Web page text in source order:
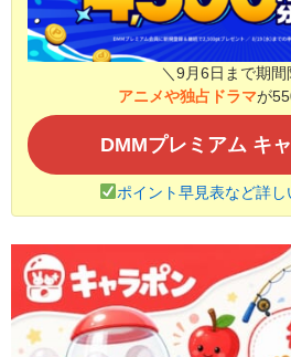
＼9月6日まで期間
アニメや独占ドラマが
DMMプレミアム キ
ポイント早見表など詳し